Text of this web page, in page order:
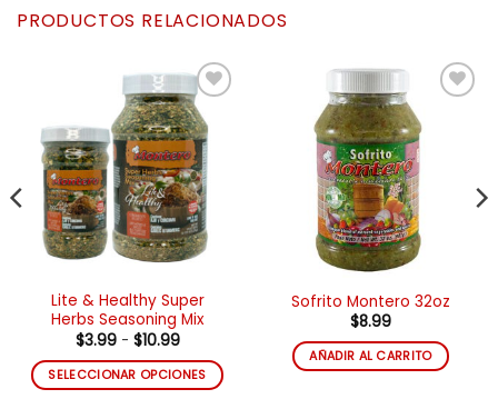
PRODUCTOS RELACIONADOS
Añadir
a la
lista de
deseos
Lite & Healthy Super
Herbs Seasoning Mix
$3.99 - $10.99Rango
precios:
desde
$3.99
SELECCIONAR OPCIONES
Sofrito Montero 32oz
$8.99
AÑADIR AL CARRITO